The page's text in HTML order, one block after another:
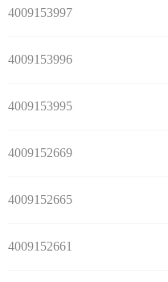
4009153997
4009153996
4009153995
4009152669
4009152665
4009152661